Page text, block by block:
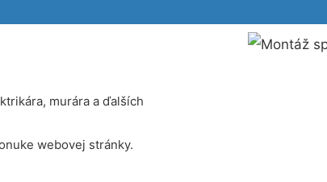
murára a ďalších
webovej stránky.